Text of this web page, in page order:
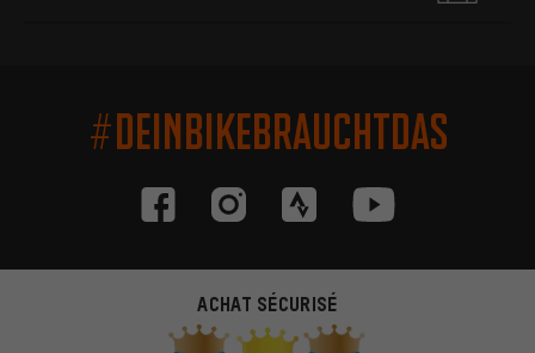
#DEINBIKEBRAUCHTDAS
ACHAT SÉCURISÉ